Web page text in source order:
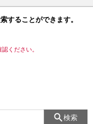
することができます。
ください。
検索